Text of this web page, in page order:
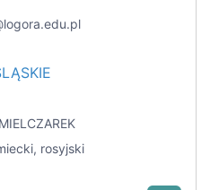
rosyjski